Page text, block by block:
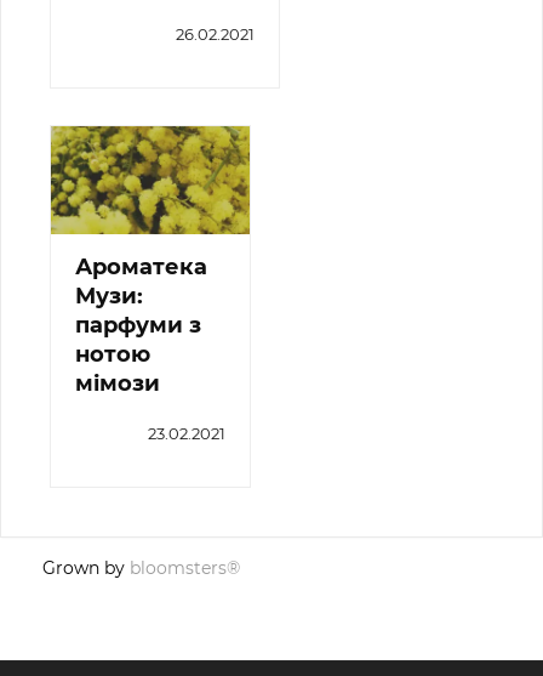
26.02.2021
Ароматека
Музи:
парфуми з
нотою
мімози
23.02.2021
Grown by bloomsters®